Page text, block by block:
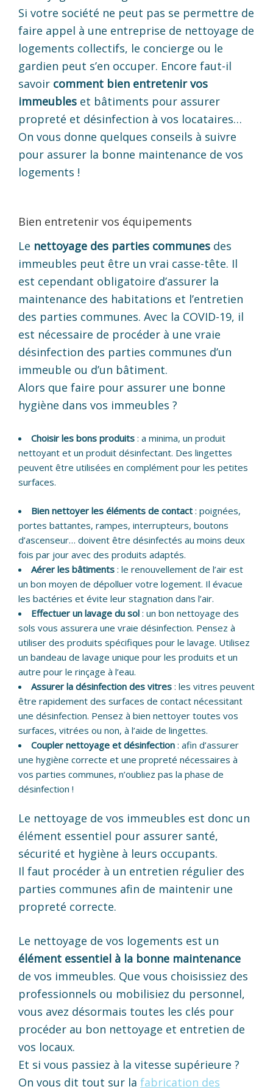
Si votre société ne peut pas se permettre de
faire appel à une entreprise de nettoyage de
logements collectifs, le concierge ou le
gardien peut s’en occuper. Encore faut-il
savoir comment bien entretenir vos
immeubles et bâtiments pour assurer
propreté et désinfection à vos locataires…
On vous donne quelques conseils à suivre
pour assurer la bonne maintenance de vos
logements !
Bien entretenir vos équipements
Le nettoyage des parties communes des
immeubles peut être un vrai casse-tête. Il
est cependant obligatoire d’assurer la
maintenance des habitations et l’entretien
des parties communes. Avec la COVID-19, il
est nécessaire de procéder à une vraie
désinfection des parties communes d’un
immeuble ou d’un bâtiment.
Alors que faire pour assurer une bonne
hygiène dans vos immeubles ?
Choisir les bons produits : a minima, un produit
nettoyant et un produit désinfectant. Des lingettes
peuvent être utilisées en complément pour les petites
surfaces.
Bien nettoyer les éléments de contact : poignées,
portes battantes, rampes, interrupteurs, boutons
d’ascenseur… doivent être désinfectés au moins deux
fois par jour avec des produits adaptés.
Aérer les bâtiments : le renouvellement de l’air est
un bon moyen de dépolluer votre logement. Il évacue
les bactéries et évite leur stagnation dans l’air.
Effectuer un lavage du sol : un bon nettoyage des
sols vous assurera une vraie désinfection. Pensez à
utiliser des produits spécifiques pour le lavage. Utilisez
un bandeau de lavage unique pour les produits et un
autre pour le rinçage à l’eau.
Assurer la désinfection des vitres : les vitres peuvent
être rapidement des surfaces de contact nécessitant
une désinfection. Pensez à bien nettoyer toutes vos
surfaces, vitrées ou non, à l’aide de lingettes.
Coupler nettoyage et désinfection : afin d’assurer
une hygiène correcte et une propreté nécessaires à
vos parties communes, n’oubliez pas la phase de
désinfection !
Le nettoyage de vos immeubles est donc un
élément essentiel pour assurer santé,
sécurité et hygiène à leurs occupants.
Il faut procéder à un entretien régulier des
parties communes afin de maintenir une
propreté correcte.
Le nettoyage de vos logements est un
élément essentiel à la bonne maintenance
de vos immeubles. Que vous choisissiez des
professionnels ou mobilisiez du personnel,
vous avez désormais toutes les clés pour
procéder au bon nettoyage et entretien de
vos locaux.
Et si vous passiez à la vitesse supérieure ?
On vous dit tout sur la fabrication des